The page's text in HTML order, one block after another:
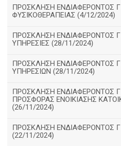
ΠΡΟΣΚΛΗΣΗ ΕΝΔΙΑΦΕΡΟΝΤΟΣ
ΦΥΣΙΚΟΘΕΡΑΠΕΙΑΣ (4/12/2024)
ΠΡΟΣΚΛΗΣΗ ΕΝΔΙΑΦΕΡΟΝΤΟΣ
ΥΠΗΡΕΣΙΕΣ (28/11/2024)
ΠΡΟΣΚΛΗΣΗ ΕΝΔΙΑΦΕΡΟΝΤΟΣ
ΥΠΗΡΕΣΙΩΝ (28/11/2024)
ΠΡΟΣΚΛΗΣΗ ΕΝΔΙΑΦΕΡΟΝΤΟΣ
ΠΡΟΣΦΟΡΑΣ ΕΝΟΙΚΙΑΣΗΣ
(26/11/2024)
ΠΡΟΣΚΛΗΣΗ ΕΝΔΙΑΦΕΡΟΝΤΟΣ
(22/11/2024)